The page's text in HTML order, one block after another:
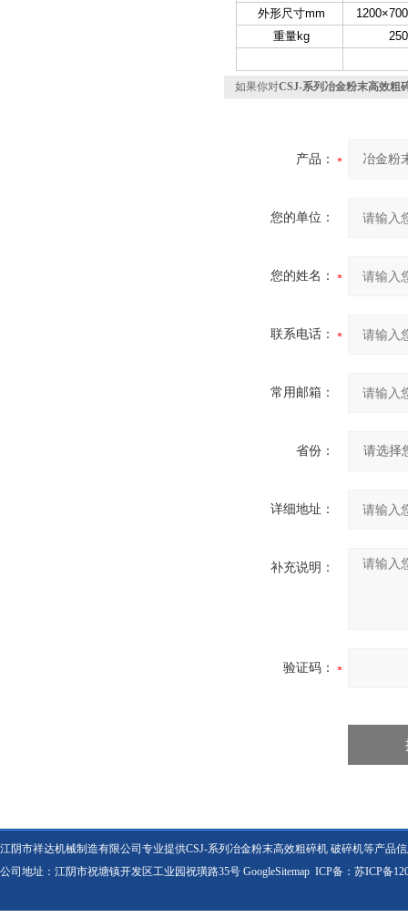
外形尺寸mm
重量kg
250
如果你对CSJ-系列冶金粉末高效粗
产品：
您的单位：
您的姓名：
联系电话：
常用邮箱：
省份：
详细地址：
补充说明：
验证码：
江阴市祥达机械制造有限公司专业提供CSJ-系列冶金粉末高效粗碎机 破碎机等产品
公司地址：江阴市祝塘镇开发区工业园祝璜路35号 GoogleSitemap ICP备： 苏ICP备